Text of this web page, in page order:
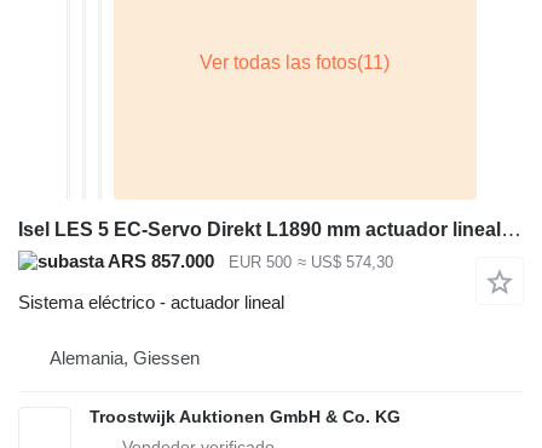
Isel LES 5 EC-Servo Direkt L1890 mm actuador lineal para maquinaria para metal
ARS 857.000 EUR 500 ≈ US$ 574,30
Sistema eléctrico - actuador lineal
Alemania, Giessen
Troostwijk Auktionen GmbH & Co. KG